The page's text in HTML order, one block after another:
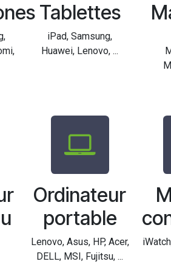
Tablettes
iPad, Samsung,
Huawei, Lenovo, ...
Ordinateur
portable
Lenovo, Asus, HP, Acer,
DELL, MSI, Fujitsu, ...